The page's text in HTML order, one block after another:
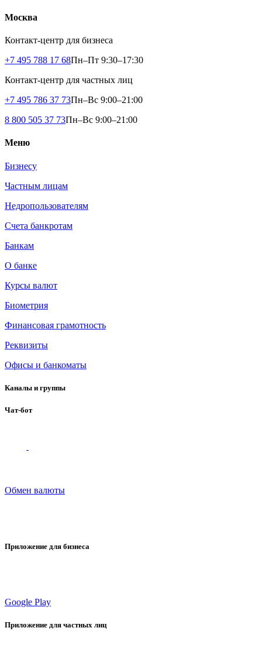
Москва
Контакт-центр для бизнеса
+7 495 788 17 68Пн–Пт 9:30–17:30
Контакт-центр для частных лиц
+7 495 786 37 73Пн–Вс 9:00–21:00
8 800 505 37 73Пн–Вс 9:00–21:00
Меню
Бизнесу
Частным лицам
Недропользователям
Счета банкротам
Банкам
О банке
Курсы валют
Биометрия
Финансовая грамотность
Реквизиты
Офисы и банкоматы
Каналы и группы
Чат-бот
Обмен валюты
Приложение для бизнеса
Google Play
Приложение для частных лиц